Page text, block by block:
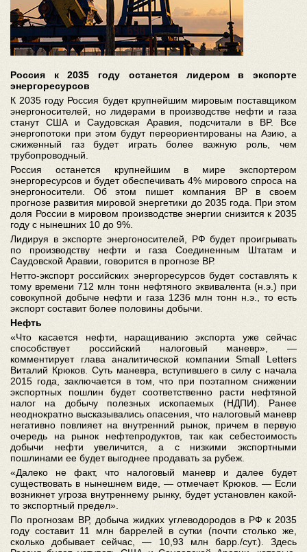
Россия к 2035 году останется лидером в экспорте
энергоресурсов
К 2035 году Россия будет крупнейшим мировым поставщиком
энергоносителей, но лидерами в производстве нефти и газа
станут США и Саудовская Аравия, подсчитали в BP. Все
энергопотоки при этом будут переориентированы на Азию, а
сжиженный газ будет играть более важную роль, чем
трубопроводный.
Россия останется крупнейшим в мире экспортером
энергоресурсов и будет обеспечивать 4% мирового спроса на
энергоносители. Об этом пишет компания ВР в своем
прогнозе развития мировой энергетики до 2035 года. При этом
доля России в мировом производстве энергии снизится к 2035
году с нынешних 10 до 9%.
Лидируя в экспорте энергоносителей, РФ будет проигрывать
по производству нефти и газа Соединенным Штатам и
Саудовской Аравии, говорится в прогнозе ВР.
Нетто-экспорт российских энергоресурсов будет составлять к
тому времени 712 млн тонн нефтяного эквивалента (н.э.) при
совокупной добыче нефти и газа 1236 млн тонн н.э., то есть
экспорт составит более половины добычи.
Нефть
«Что касается нефти, наращиванию экспорта уже сейчас
способствует российский налоговый маневр», —
комментирует глава аналитической компании Small Letters
Виталий Крюков. Суть маневра, вступившего в силу с начала
2015 года, заключается в том, что при поэтапном снижении
экспортных пошлин будет соответственно расти нефтяной
налог на добычу полезных ископаемых (НДПИ). Ранее
неоднократно высказывались опасения, что налоговый маневр
негативно повлияет на внутренний рынок, причем в первую
очередь на рынок нефтепродуктов, так как себестоимость
добычи нефти увеличится, а с низкими экспортными
пошлинами ее будет выгоднее продавать за рубеж.
«Далеко не факт, что налоговый маневр и далее будет
существовать в нынешнем виде, — отмечает Крюков. — Если
возникнет угроза внутреннему рынку, будет установлен какой-
то экспортный предел».
По прогнозам ВР, добыча жидких углеводородов в РФ к 2035
году составит 11 млн баррелей в сутки (почти столько же,
сколько добывает сейчас, — 10,93 млн барр./сут.). Здесь